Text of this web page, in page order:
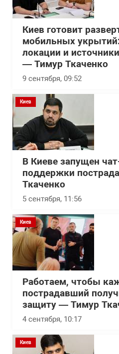
Киев готовит
мобильных
локации и
— Тимур Ткаченко
9 сентября, 09:52
Киев
В Киеве запущен
поддержки
Ткаченко
5 сентября, 11:56
Киев
Работаем, чтобы
пострадавший
защиту — Тимур
4 сентября, 10:17
Киев